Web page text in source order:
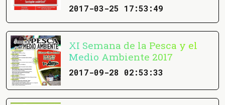
2017-03-25 17:53:49
XI Semana de la Pesca y el
Medio Ambiente 2017
2017-09-28 02:53:33